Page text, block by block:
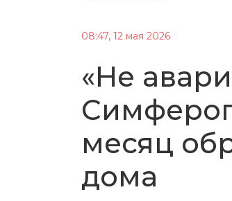
08:47, 12 мая 2026
«Не
месяц
дома